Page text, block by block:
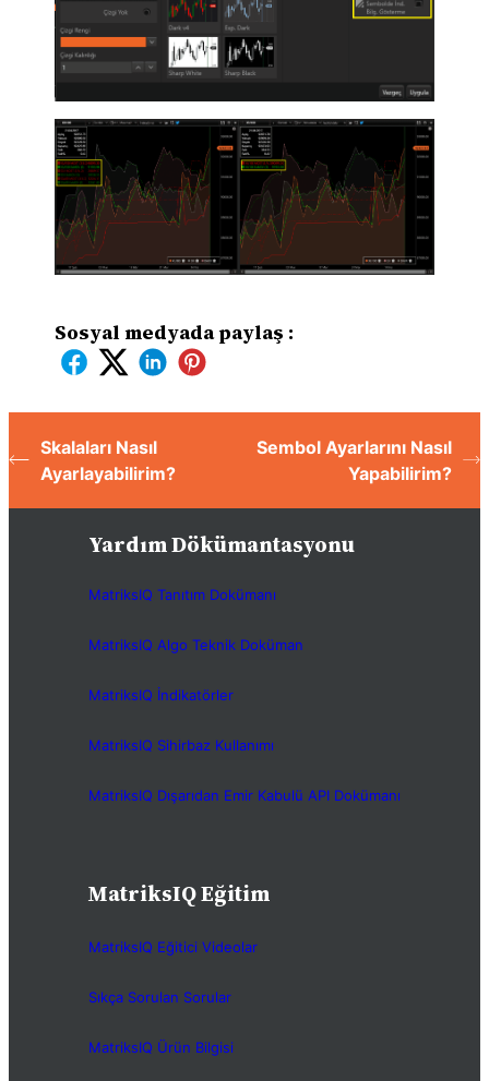
Sosyal medyada paylaş :
Skalaları Nasıl
Ayarlayabilirim?
Sembol Ayarlarını Nasıl
Yapabilirim?
Yardım Dökümantasyonu
MatriksIQ Tanıtım Dokümanı
MatriksIQ Algo Teknik Doküman
MatriksIQ İndikatörler
MatriksIQ Sihirbaz Kullanımı
MatriksIQ Dışarıdan Emir Kabulü API Dokümanı
MatriksIQ Eğitim
MatriksIQ Eğitici Videolar
Sıkça Sorulan Sorular
MatriksIQ Ürün Bilgisi